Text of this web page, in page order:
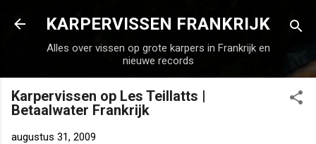
Doorgaan naar hoofdcontent
KARPERVISSEN FRANKRIJK
Alles over vissen op grote karpers in Frankrijk en
nieuwe records
Karpervissen op Les Teillatts |
Betaalwater Frankrijk
augustus 31, 2009